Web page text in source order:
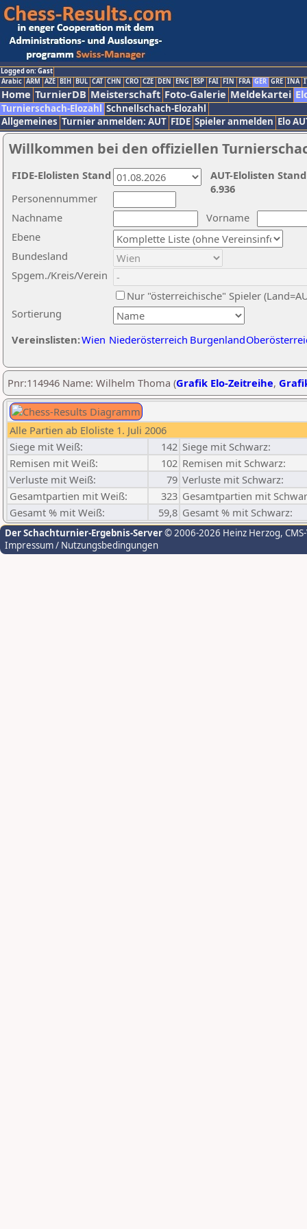
Logged on: Gast
Arabic ARM AZE BIH BUL CAT CHN CRO CZE DEN ENG ESP FAI FIN FRA GER GRE INA
Home TurnierDB Meisterschaft Foto-Galerie Meldekartei
Turnierschach-Elozahl Schnellschach-Elozahl
Allgemeines Turnier anmelden: AUT FIDE Spieler anmelden Elo
Willkommen bei den offiziellen
Nachname
Vorname
Ebene
Sortierung
Personennummer
Bundesland
Spgem./Kreis/Verein
Nur "österreichische" Spieler
Vereinslisten:Wien Niederösterreich Burgenland
AUT-Elolisten
6.936
FIDE-Elolisten Stand
Pnr:114946 Name: Wilhelm Thoma (Grafik Elo-Zeitreihe,
Alle Partien ab Eloliste 1. Juli 2006
Siege mit Weiß:
142 Siege mit Schwarz:
Remisen mit Weiß:
102 Remisen mit Schwarz:
Verluste mit Weiß:
79 Verluste mit Schwarz:
Gesamtpartien mit Weiß:
323 Gesamtpartien mit
Gesamt % mit Weiß:
59,8 Gesamt % mit Schwarz:
Der Schachturnier-Ergebnis-Server© 2006-2026 Heinz Herzog,
Impressum / Nutzungsbedingungen